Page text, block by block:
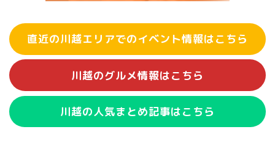
直近の川越エリアでのイベント情報はこちら
川越のグルメ情報はこちら
川越の人気まとめ記事はこちら